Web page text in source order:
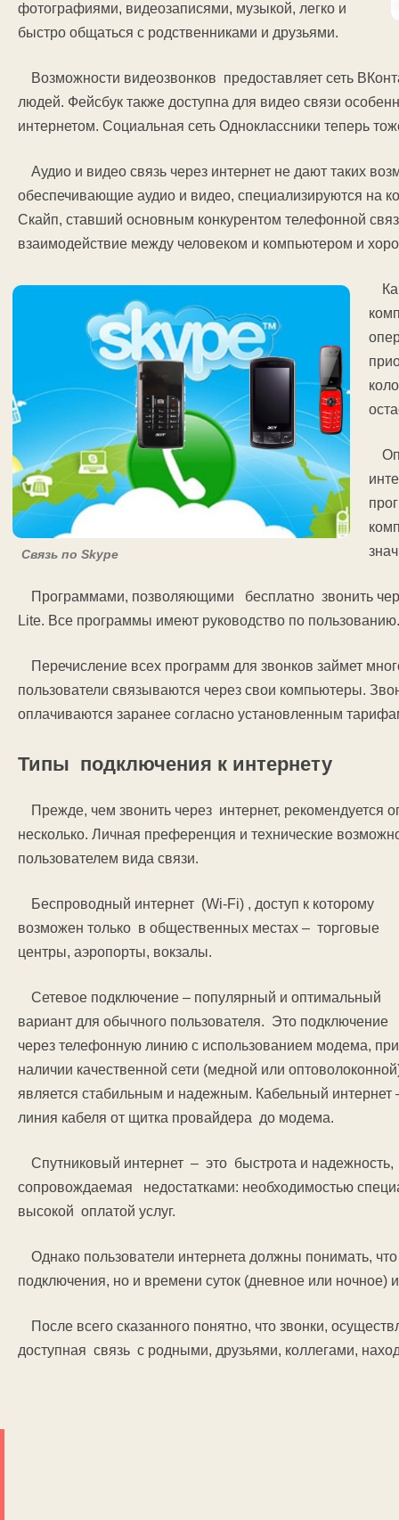
фотографиями, видеозаписями, музыкой, легко и
быстро общаться с родственниками и друзьями.
Возможности видеозвонков предоставляет сеть
людей. Фейсбук также доступна для видео связи
интернетом. Социальная сеть Одноклассники теперь
Аудио и видео связь через интернет не дают таких
обеспечивающие аудио и видео, специализируются на
Скайп, ставший основным конкурентом телефонной
взаимодействие между человеком и компьютером и
Связь по Skype
Программами, позволяющими бесплатно звонить
Lite. Все программы имеют руководство по пользованию.
Перечисление всех программ для звонков займет
пользователи связываются через свои компьютеры.
оплачиваются заранее согласно установленным
Типы подключения к интернету
Прежде, чем звонить через интернет, рекомендуется
несколько. Личная преференция и технические
пользователем вида связи.
Беспроводный интернет (Wi-Fi) , доступ к которому
возможен только в общественных местах – торговые
центры, аэропорты, вокзалы.
Сетевое подключение – популярный и оптимальный
вариант для обычного пользователя. Это подключение
через телефонную линию с использованием модема, при
наличии качественной сети (медной или
является стабильным и надежным. Кабельный интернет
линия кабеля от щитка провайдера до модема.
Спутниковый интернет – это быстрота и надежность,
сопровождаемая недостатками: необходимостью
высокой оплатой услуг.
Однако пользователи интернета должны понимать, что
подключения, но и времени суток (дневное или ночное)
После всего сказанного понятно, что звонки,
доступная связь с родными, друзьями, коллегами,